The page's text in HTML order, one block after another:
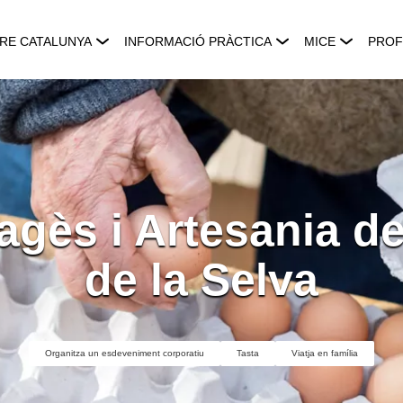
CATALUNYA INFORMACIÓ PRÀCTICA MICE
i Artesania
de la Selva
Organitza un esdeveniment corporatiu Tasta Viatja en família